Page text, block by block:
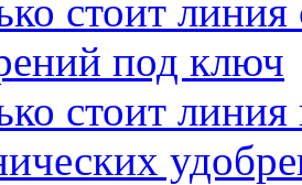
стоит
под ключ
стоит